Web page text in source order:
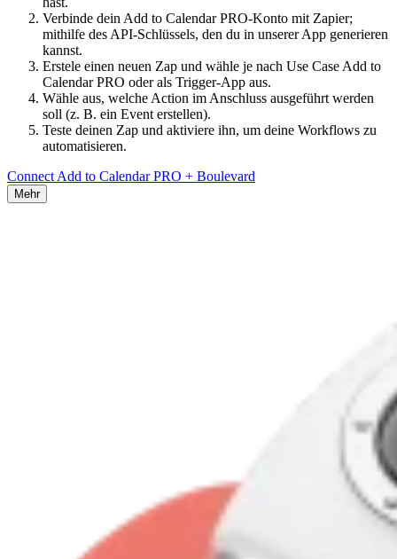
Verbinde dein Add to Calendar PRO-Konto mit Zapier;
mithilfe des API-Schlüssels, den du in unserer App generieren
kannst.
Erstele einen neuen Zap und wähle je nach Use Case Add to
Calendar PRO oder als Trigger-App aus.
Wähle aus, welche Action im Anschluss ausgeführt werden
soll (z. B. ein Event erstellen).
Teste deinen Zap und aktiviere ihn, um deine Workflows zu
automatisieren.
Connect Add to Calendar PRO + Boulevard
Mehr